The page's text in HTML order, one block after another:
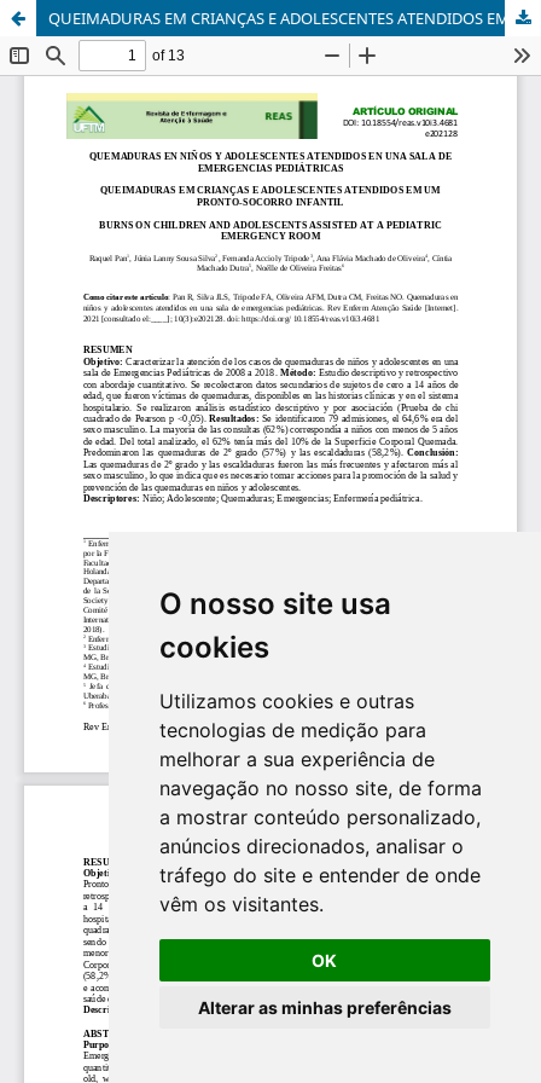
O nosso site usa
cookies
Utilizamos cookies e outras
tecnologias de medição para
melhorar a sua experiência de
navegação no nosso site, de forma
a mostrar conteúdo personalizado,
anúncios direcionados, analisar o
tráfego do site e entender de onde
vêm os visitantes.
OK
Alterar as minhas preferências
QUEIMADURAS EM CRIANÇAS E ADOLESCENTES ATENDIDOS EM UM PRONTO-SOCORRO INFANTIL